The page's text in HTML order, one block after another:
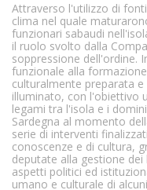
Attraverso l'utilizzo di
clima nel quale
funzionari sabaudi
il ruolo svolto dalla
soppressione dell'ordine.
funzionale alla
culturalmente preparata
illuminato, con l'obiettivo
legami tra l'isola e i
Sardegna al momento
serie di interventi
conoscenze e di cultura,
deputate alla gestione
aspetti politici ed
umano e culturale di